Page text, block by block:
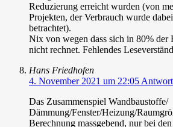
Reduzierung erreicht wurden (von
Projekten, der Verbrauch wurde
betrachtet).
Nix von wegen dass sich in 80% der
nicht rechnet. Fehlendes
Hans Friedhofen
4. November 2021 um 22:05
Das Zusammenspiel Wandbaustoffe/
Dämmung/Fenster/Heizung/
Berechnung massgebend, nur bei